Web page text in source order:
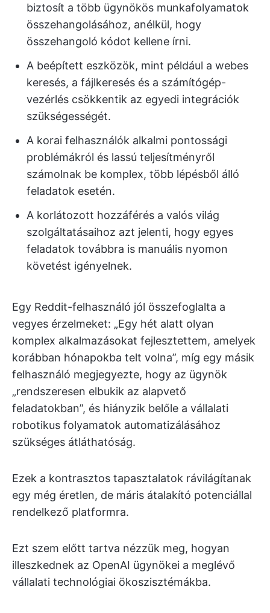
biztosít a több ügynökös munkafolyamatok
összehangolásához, anélkül, hogy
összehangoló kódot kellene írni.
A beépített eszközök, mint például a webes
keresés, a fájlkeresés és a számítógép-
vezérlés csökkentik az egyedi integrációk
szükségességét.
A korai felhasználók alkalmi pontossági
problémákról és lassú teljesítményről
számolnak be komplex, több lépésből álló
feladatok esetén.
A korlátozott hozzáférés a valós világ
szolgáltatásaihoz azt jelenti, hogy egyes
feladatok továbbra is manuális nyomon
követést igényelnek.
Egy Reddit-felhasználó jól összefoglalta a
vegyes érzelmeket: „Egy hét alatt olyan
komplex alkalmazásokat fejlesztettem, amelyek
korábban hónapokba telt volna”, míg egy másik
felhasználó megjegyezte, hogy az ügynök
„rendszeresen elbukik az alapvető
feladatokban”, és hiányzik belőle a vállalati
robotikus folyamatok automatizálásához
szükséges átláthatóság.
Ezek a kontrasztos tapasztalatok rávilágítanak
egy még éretlen, de máris átalakító potenciállal
rendelkező platformra.
Ezt szem előtt tartva nézzük meg, hogyan
illeszkednek az OpenAI ügynökei a meglévő
vállalati technológiai ökoszisztémákba.